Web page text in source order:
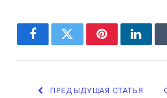
FacebookTwitterPinterest
ПРЕДЫДУЩАЯ СТАТЬЯ